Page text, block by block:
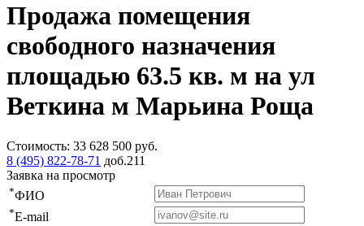
Продажа помещения
свободного назначения
площадью 63.5 кв. м на ул
Веткина м Марьина Роща
Стоимость: 33 628 500 руб.
8 (495) 822-78-71 доб.211
Заявка на просмотр
*ФИО
*E-mail